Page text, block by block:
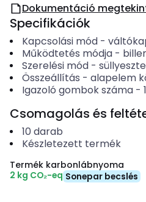
Dokumentáció
Specifikációk
Kapcsolási mód-
Működtetés módja-
Szerelési mód-
Összeállítás - alapelem
Igazoló gombok száma- 1
Csomagolás és
10 darab
Készletezett termék
Termék karbonlábnyoma
2 kg CO₂-eq Sonepar becslés